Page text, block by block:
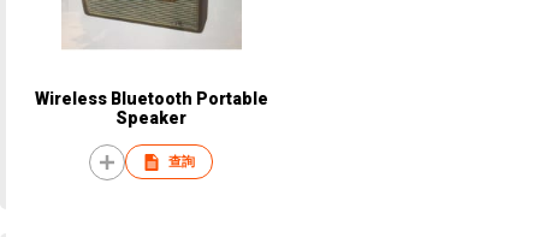
Wireless Bluetooth Portable
Speaker
查詢